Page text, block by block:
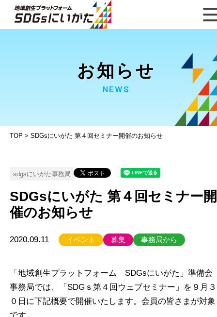
お知らせ
NEWS
TOP > SDGsにいがた 第４回セミナー開催のお知らせ
sdgsにいがた事務局
SDGsにいがた 第４回セミナー開
催のお知らせ
2020.09.11 イベント 募集 事務局から
「地域創生プラットフォーム SDGsにいがた」準備会
事務局では、「SDGｓ第４回ウェブセミナー」を９月３
０日に下記概要で開催いたします。会員の皆さまが対象